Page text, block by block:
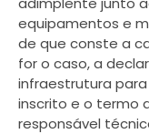
equipamentos e
de que conste a
for o caso, a
infraestrutura
inscrito e o termo
responsável